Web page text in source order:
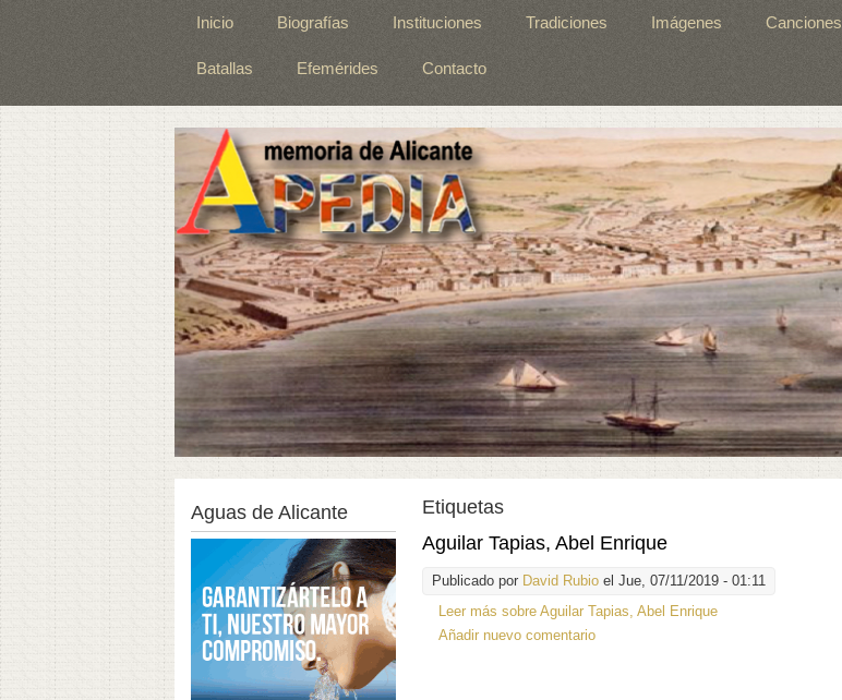
Inicio Biografías Instituciones Tradiciones Imágenes Canciones
Batallas Efemérides Contacto
Etiquetas
Aguilar Tapias, Abel Enrique
Publicado por David Rubio el Jue, 07/11/2019 - 01:11
Leer más sobre Aguilar Tapias, Abel Enrique
Añadir nuevo comentario
Aguas de Alicante